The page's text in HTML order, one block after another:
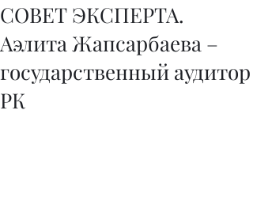
СОВЕТ ЭКСПЕРТА.
Аэлита Жапсарбаева –
государственный аудитор
РК